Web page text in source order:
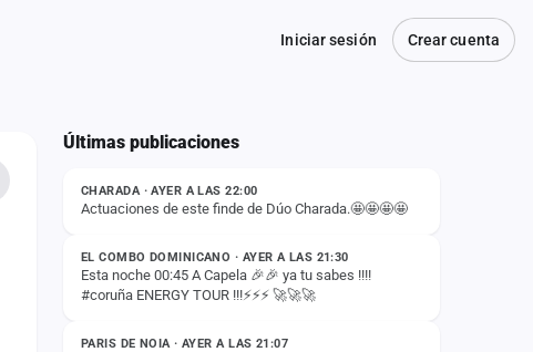
Iniciar sesión Crear cuenta
Últimas publicaciones
ESTADO
CHARADA · AYER A LAS 22:00
Actuaciones de este finde de Dúo Charada.🤩🤩🤩🤩
ESTADO
EL COMBO DOMINICANO · AYER A LAS 21:30
Esta noche 00:45 A Capela 🎉🎉 ya tu sabes !!!!
#coruña ENERGY TOUR !!!⚡️⚡️⚡️ 🚀🚀🚀
ESTADO
PARIS DE NOIA · AYER A LAS 21:07